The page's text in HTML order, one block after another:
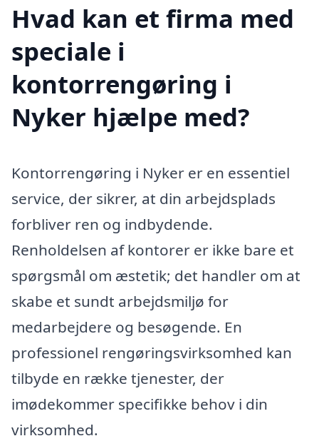
Hvad kan et firma med
speciale i
kontorrengøring i
Nyker hjælpe med?
Kontorrengøring i Nyker er en essentiel
service, der sikrer, at din arbejdsplads
forbliver ren og indbydende.
Renholdelsen af kontorer er ikke bare et
spørgsmål om æstetik; det handler om at
skabe et sundt arbejdsmiljø for
medarbejdere og besøgende. En
professionel rengøringsvirksomhed kan
tilbyde en række tjenester, der
imødekommer specifikke behov i din
virksomhed.